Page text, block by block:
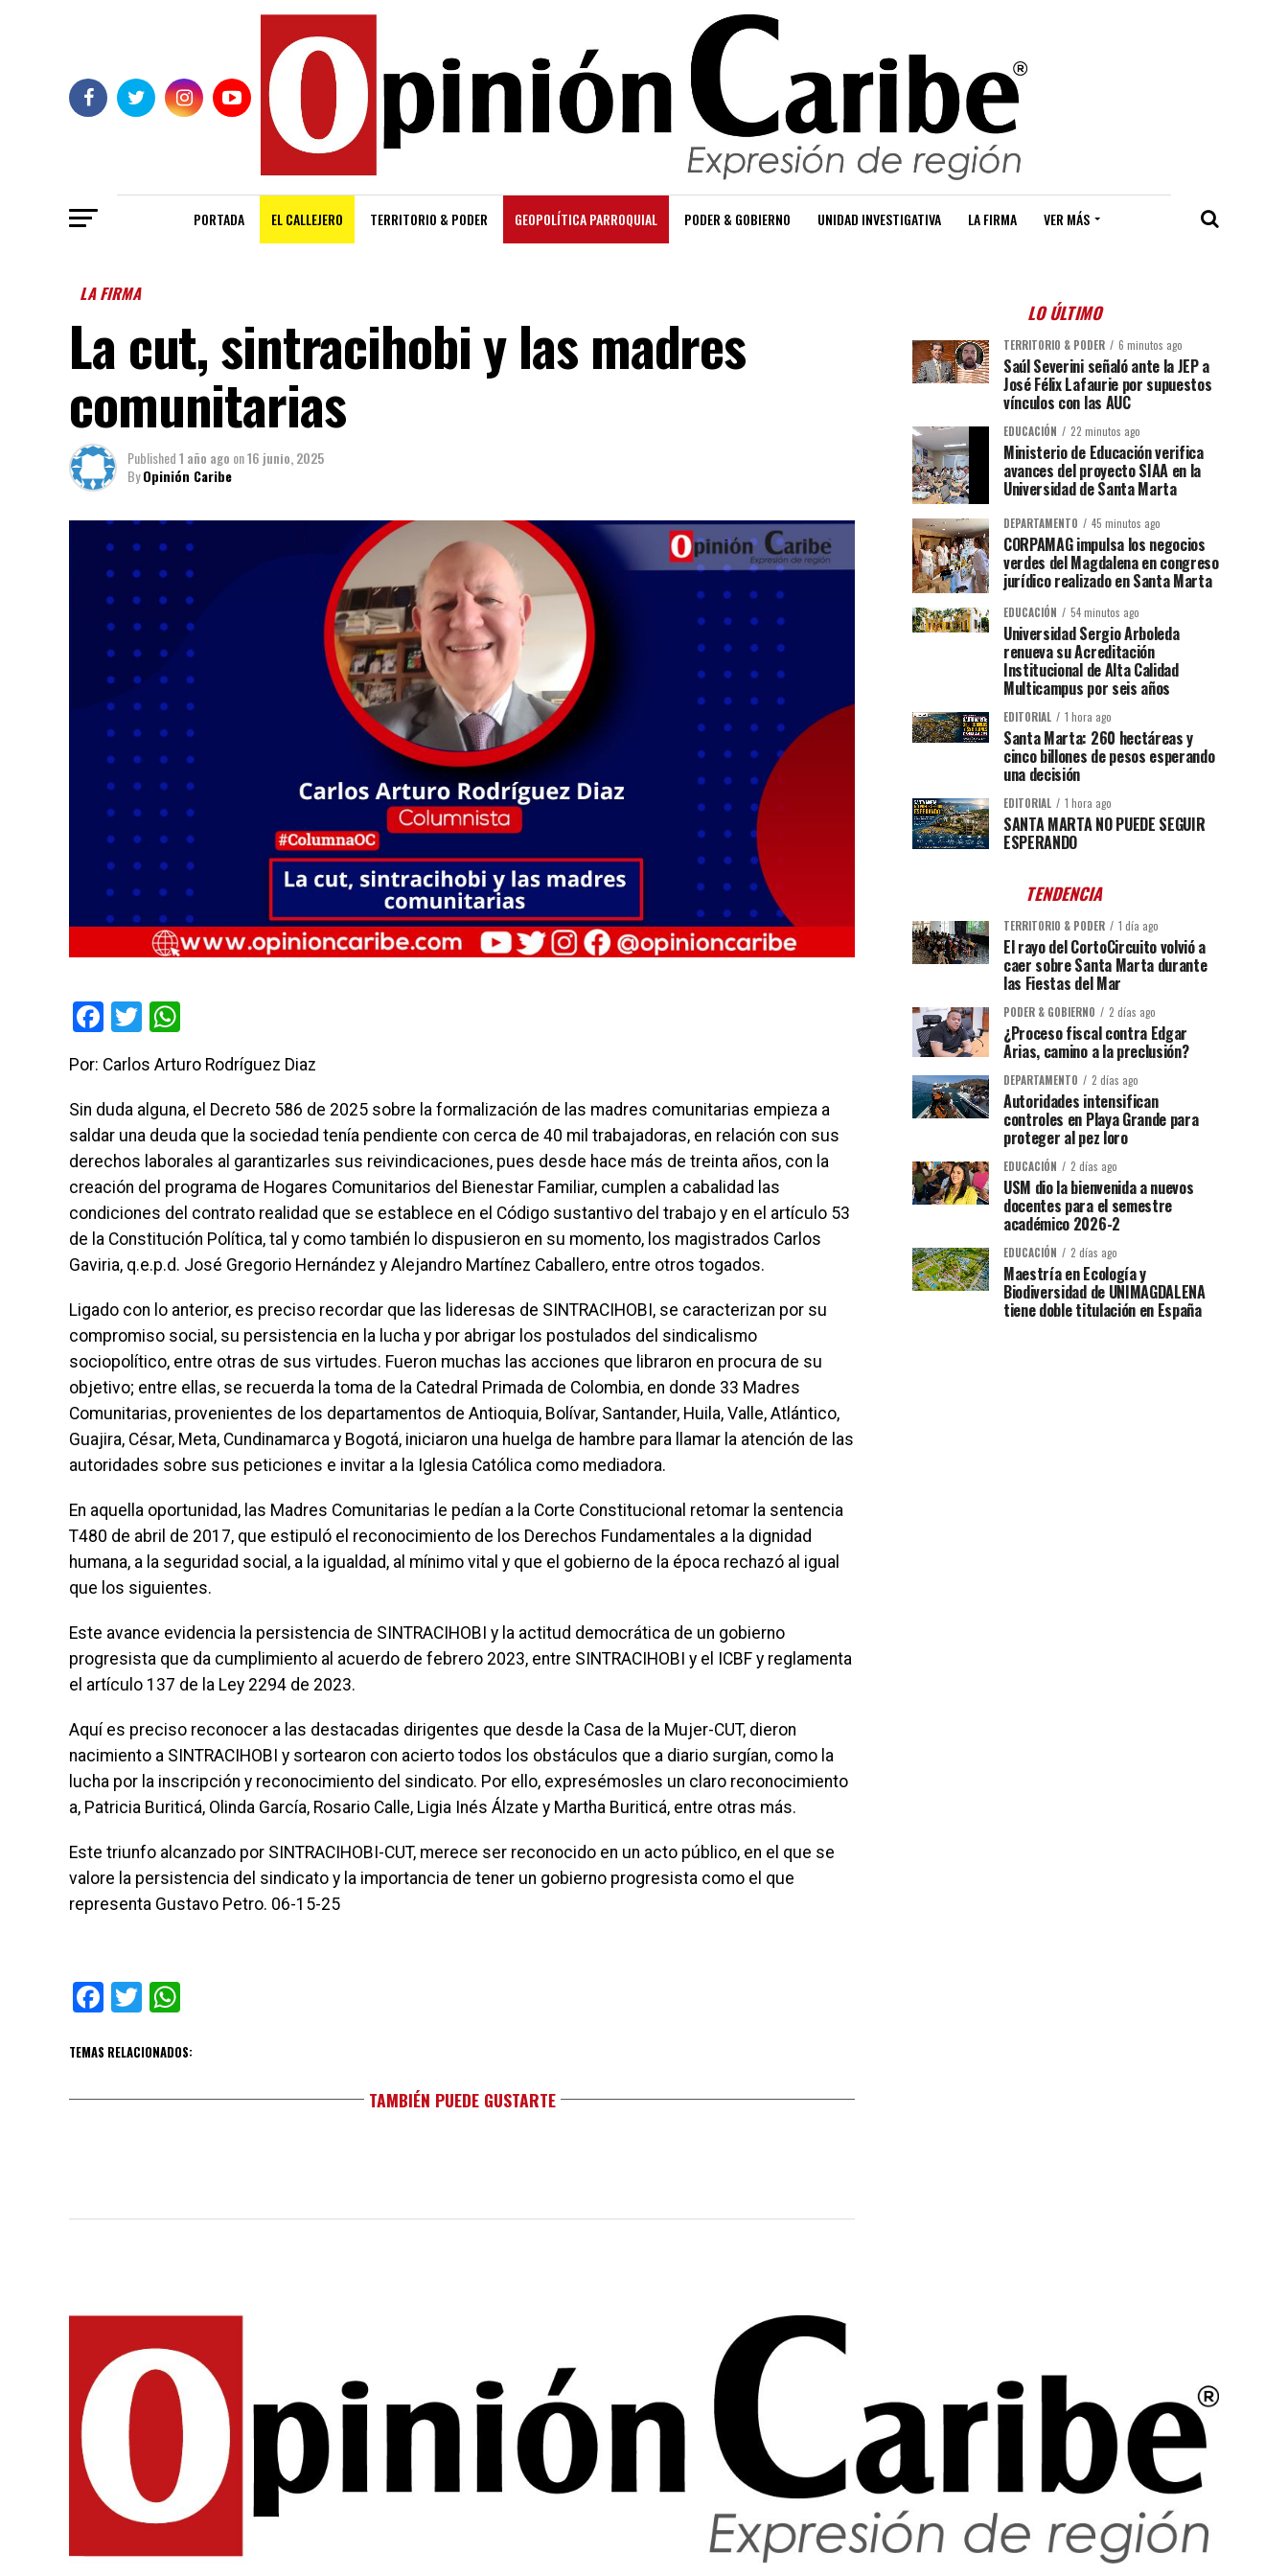
PORTADA EL CALLEJERO TERRITORIO & PODER GEOPOLÍTICA PARROQUIAL PODER & GOBIERNO UNIDAD INVESTIGATIVA LA FIRMA VER MÁS
LA FIRMA
La cut, sintracihobi y las madres
comunitarias
Published1 año ago on16 junio, 2025
ByOpinión Caribe
Facebook
Twitter
Por: Carlos Arturo Rodríguez Diaz
Sin duda alguna, el Decreto 586 de 2025 sobre la formalización de las madres comunitarias empieza a
saldar una deuda que la sociedad tenía pendiente con cerca de 40 mil trabajadoras, en relación con sus
derechos laborales al garantizarles sus reivindicaciones, pues desde hace más de treinta años, con la
creación del programa de Hogares Comunitarios del Bienestar Familiar, cumplen a cabalidad las
condiciones del contrato realidad que se establece en el Código sustantivo del trabajo y en el artículo 53
de la Constitución Política, tal y como también lo dispusieron en su momento, los magistrados Carlos
Gaviria, q.e.p.d. José Gregorio Hernández y Alejandro Martínez Caballero, entre otros togados.
Ligado con lo anterior, es preciso recordar que las lideresas de SINTRACIHOBI, se caracterizan por su
compromiso social, su persistencia en la lucha y por abrigar los postulados del sindicalismo
sociopolítico, entre otras de sus virtudes. Fueron muchas las acciones que libraron en procura de su
objetivo; entre ellas, se recuerda la toma de la Catedral Primada de Colombia, en donde 33 Madres
Comunitarias, provenientes de los departamentos de Antioquia, Bolívar, Santander, Huila, Valle, Atlántico,
Guajira, César, Meta, Cundinamarca y Bogotá, iniciaron una huelga de hambre para llamar la atención de las
autoridades sobre sus peticiones e invitar a la Iglesia Católica como mediadora.
En aquella oportunidad, las Madres Comunitarias le pedían a la Corte Constitucional retomar la sentencia
T480 de abril de 2017, que estipuló el reconocimiento de los Derechos Fundamentales a la dignidad
humana, a la seguridad social, a la igualdad, al mínimo vital y que el gobierno de la época rechazó al igual
que los siguientes.
Este avance evidencia la persistencia de SINTRACIHOBI y la actitud democrática de un gobierno
progresista que da cumplimiento al acuerdo de febrero 2023, entre SINTRACIHOBI y el ICBF y reglamenta
el artículo 137 de la Ley 2294 de 2023.
Aquí es preciso reconocer a las destacadas dirigentes que desde la Casa de la Mujer-CUT, dieron
nacimiento a SINTRACIHOBI y sortearon con acierto todos los obstáculos que a diario surgían, como la
lucha por la inscripción y reconocimiento del sindicato. Por ello, expresémosles un claro reconocimiento
a, Patricia Buriticá, Olinda García, Rosario Calle, Ligia Inés Álzate y Martha Buriticá, entre otras más.
Este triunfo alcanzado por SINTRACIHOBI-CUT, merece ser reconocido en un acto público, en el que se
valore la persistencia del sindicato y la importancia de tener un gobierno progresista como el que
representa Gustavo Petro. 06-15-25
Facebook
Twitter
TEMAS RELACIONADOS:
TAMBIÉN PUEDE GUSTARTE
LO ÚLTIMO
TERRITORIO & PODER 6 minutos ago
Saúl Severini señaló ante la JEP a
José Félix Lafaurie por supuestos
vínculos con las AUC
EDUCACIÓN 22 minutos ago
Ministerio de Educación verifica
avances del proyecto SIAA en la
Universidad de Santa Marta
DEPARTAMENTO 45 minutos ago
CORPAMAG impulsa los negocios
verdes del Magdalena en congreso
jurídico realizado en Santa Marta
EDUCACIÓN 54 minutos ago
Universidad Sergio Arboleda
renueva su Acreditación
Institucional de Alta Calidad
Multicampus por seis años
EDITORIAL 1 hora ago
Santa Marta: 260 hectáreas y
cinco billones de pesos esperando
una decisión
EDITORIAL 1 hora ago
SANTA MARTA NO PUEDE SEGUIR
ESPERANDO
TENDENCIA
TERRITORIO & PODER 1 día ago
El rayo del CortoCircuito volvió a
caer sobre Santa Marta durante
las Fiestas del Mar
PODER & GOBIERNO 2 días ago
¿Proceso fiscal contra Edgar
Arias, camino a la preclusión?
DEPARTAMENTO 2 días ago
Autoridades intensifican
controles en Playa Grande para
proteger al pez loro
EDUCACIÓN 2 días ago
USM dio la bienvenida a nuevos
docentes para el semestre
académico 2026-2
EDUCACIÓN 2 días ago
Maestría en Ecología y
Biodiversidad de UNIMAGDALENA
tiene doble titulación en España